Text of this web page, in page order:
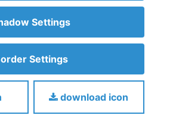
Settings
Settings
download icon